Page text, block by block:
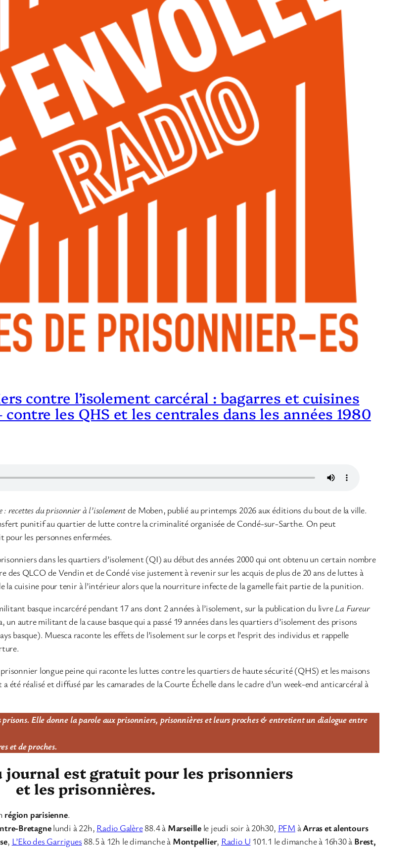
contre l’isolement carcéral : bagarres et cuisines
les QHS et les centrales dans les années 1980
: recettes du prisonnier à l’isolementde Moben, publié au printemps 2026 aux éditions du bout de la ville.
punitif au quartier de lutte contre la criminalité organisée de Condé-sur-Sarthe. On peut
les personnes enfermées.
dans les quartiers d’isolement (QI) au début des années 2000 qui ont obtenu un certain nombre
QLCO de Vendin et de Condé vise justement à revenir sur les acquis de plus de 20 ans de luttes à
cuisine pour tenir à l’intérieur alors que la nourriture infecte de la gamelle fait partie de la punition.
basque incarcéré pendant 17 ans dont 2 années à l’isolement, sur la publication du livreLa Fureur
un autre militant de la cause basque qui a passé 19 années dans les quartiers d’isolement des prisons
basque). Muesca raconte les effets de l’isolement sur le corps et l’esprit des individus et rappelle
longue peine qui raconte les luttes contre les quartiers de haute sécurité (QHS) et les maisons
été réalisé et diffusé par les camarades de la Courte Échelle dans le cadre d’un week-end anticarcéral à
prisons. Elle donne la parole aux prisonniers, prisonnières et leurs proches & entretient un dialogue entre
et de proches.
journal est gratuit pour les prisonniers
et les prisonnières.
région parisienne.
Bretagnelundi à 22h, Radio Galère88.4 à Marseille le jeudi soir à 20h30, PFM àArras et alentours
, L’Eko des Garrigues 88.5 à 12h le dimanche à Montpellier, Radio U 101.1 le dimanche à 16h30 à Brest,